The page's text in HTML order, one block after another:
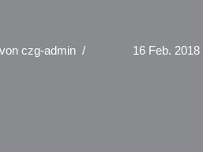
vonczg-admin 16 Feb. 2018